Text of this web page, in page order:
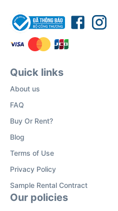
Quick links
About us
FAQ
Buy Or Rent?
Blog
Terms of Use
Privacy Policy
Sample Rental Contract
Our policies